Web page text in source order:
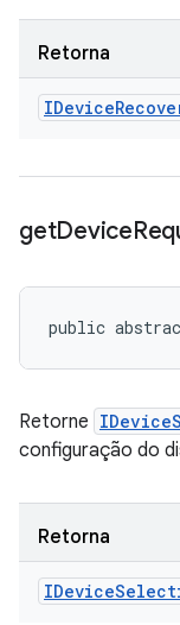
Retorna
IDevice
getDevice
public
Retorne
configuração do
Retorna
IDevice